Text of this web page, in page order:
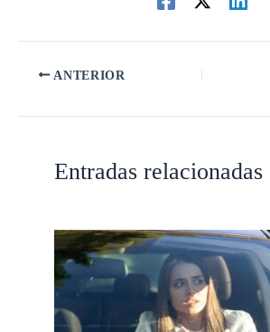
ANTERIOR
Entradas relacionadas